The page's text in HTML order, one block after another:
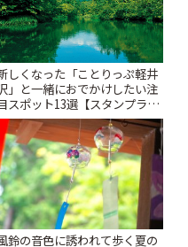
しくなった「ことりっぷ軽井
」と一緒におでかけしたい注
スポット13選【スタンプラリ
開催中】 | ことりっぷ
鈴の音色に誘われて歩く夏の